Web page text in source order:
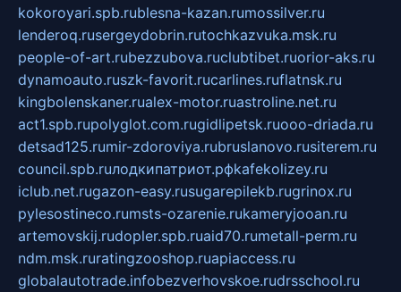
kokoroyari.spb.rublesna-kazan.rumossilver.ru
lenderoq.rusergeydobrin.rutochkazvuka.msk.ru
people-of-art.rubezzubova.ruclubtibet.ruorior-aks.ru
dynamoauto.ruszk-favorit.rucarlines.ruflatnsk.ru
kingbolenskaner.rualex-motor.ruastroline.net.ru
act1.spb.rupolyglot.com.rugidlipetsk.ruooo-driada.ru
detsad125.rumir-zdoroviya.rubruslanovo.rusiterem.ru
council.spb.ruлодкипатриот.рфkafekolizey.ru
iclub.net.rugazon-easy.rusugarepilekb.rugrinox.ru
pylesostineco.rumsts-ozarenie.rukameryjooan.ru
artemovskij.rudopler.spb.ruaid70.rumetall-perm.ru
ndm.msk.ruratingzooshop.ruapiaccess.ru
globalautotrade.infobezverhovskoe.rudrsschool.ru